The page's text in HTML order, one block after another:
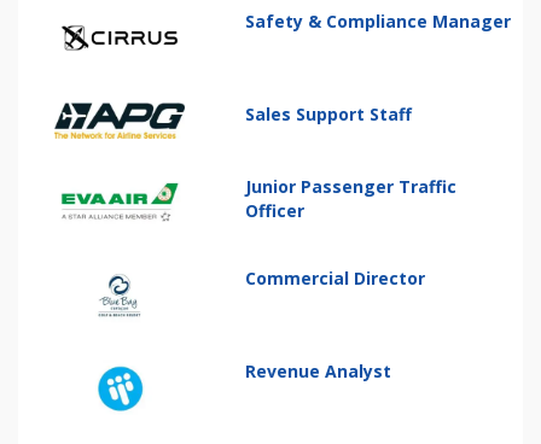
Safety & Compliance Manager
Sales Support Staff
Junior Passenger Traffic
Officer
Commercial Director
Revenue Analyst